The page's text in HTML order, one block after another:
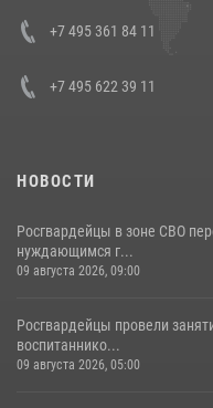
представителя Президента
Кавказском федеральном
+7 495 361 84 11
+7 495 622 39 11
НОВОСТИ
Росгвардейцы в зоне СВО
нуждающимся г...
09 августа 2026, 09:00
Росгвардейцы провели
воспитаннико...
09 августа 2026, 05:00